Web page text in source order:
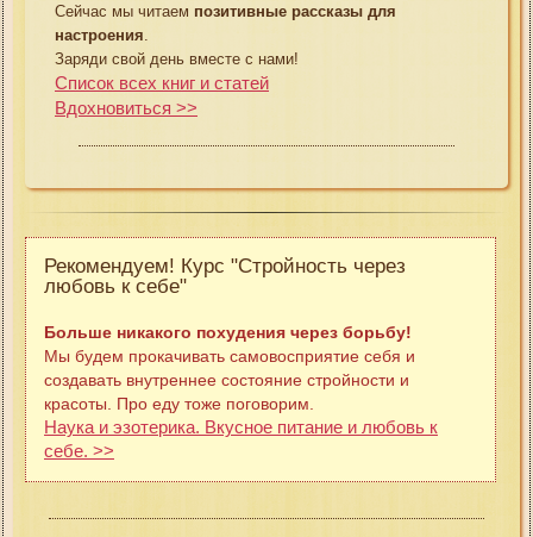
Сейчас мы читаем позитивные рассказы для
настроения
Заряди свой день вместе с нами!
Список всех книг и статей
Вдохновиться >>
Рекомендуем! Курс "Стройность через
любовь к себе"
Больше никакого похудения через борьбу!
Мы будем прокачивать самовосприятие себя и
создавать внутреннее состояние стройности и
красоты. Про еду тоже поговорим.
Наука и эзотерика. Вкусное питание и любовь к
себе. >>